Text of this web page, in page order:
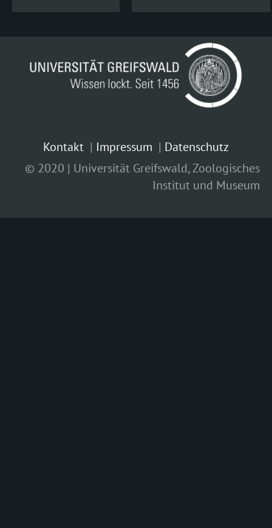
Kontakt Impressum
Datenschutz
© 2020 | Universität Greifswald, Zoologisches
Institut und Museum